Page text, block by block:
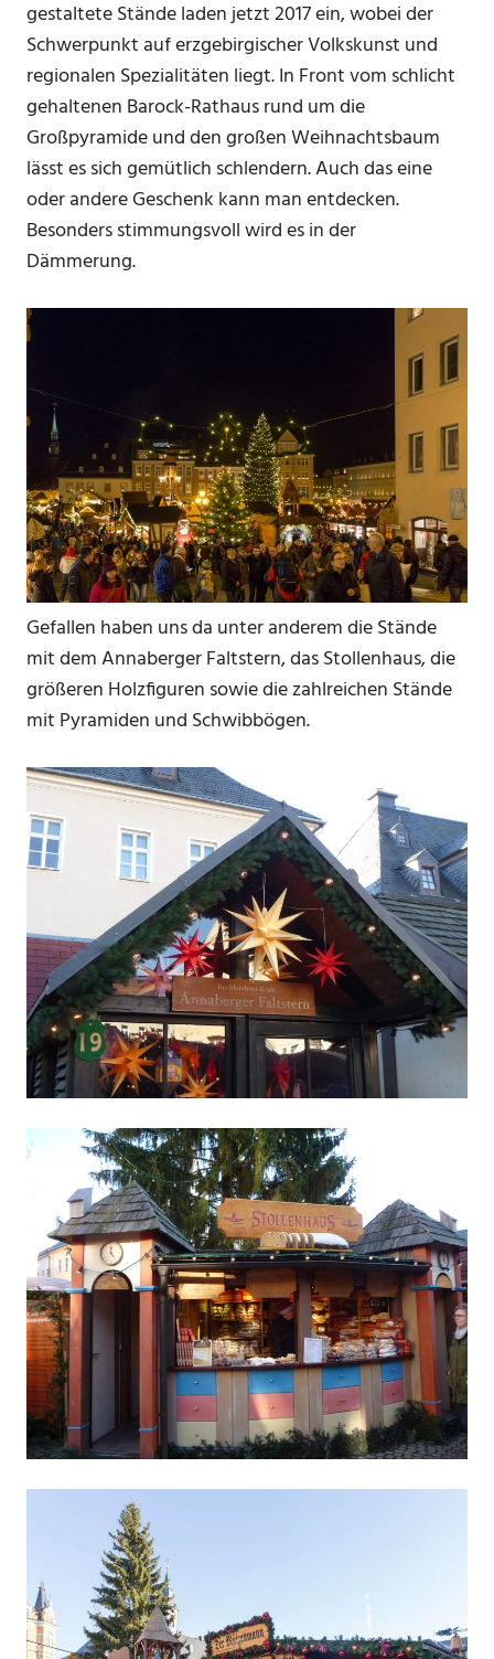
gestaltete Stände laden jetzt 2017 ein, wobei der
Schwerpunkt auf erzgebirgischer Volkskunst und
regionalen Spezialitäten liegt. In Front vom schlicht
gehaltenen Barock-Rathaus rund um die
Großpyramide und den großen Weihnachtsbaum
lässt es sich gemütlich schlendern. Auch das eine
oder andere Geschenk kann man entdecken.
Besonders stimmungsvoll wird es in der
Dämmerung.
Gefallen haben uns da unter anderem die Stände
mit dem Annaberger Faltstern, das Stollenhaus, die
größeren Holzfiguren sowie die zahlreichen Stände
mit Pyramiden und Schwibbögen.